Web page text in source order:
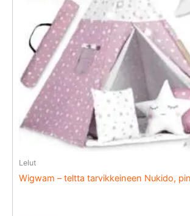
Lelut
Wigwam – teltta tarvikkeineen Nukido,